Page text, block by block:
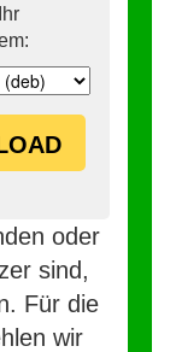
oder
sind,
Für die
wir